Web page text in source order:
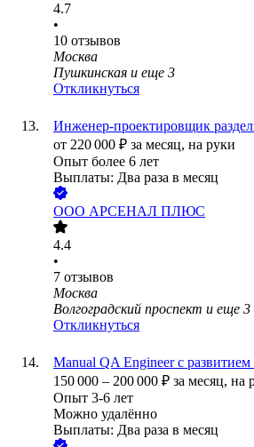
4.7
•
10 отзывов
Москва
Пушкинская и еще 3
Откликнуться
Инженер-проектировщик
от 220 000 ₽ за месяц, на руки
Опыт более 6 лет
Выплаты: Два раза в месяц
ООО АРСЕНАЛ ПЛЮС
4.4
•
7 отзывов
Москва
Волгоградский проспект и еще 3
Откликнуться
Manual QA Engineer с
150 000 – 200 000 ₽ за месяц, на
Опыт 3-6 лет
Можно удалённо
Выплаты: Два раза в месяц